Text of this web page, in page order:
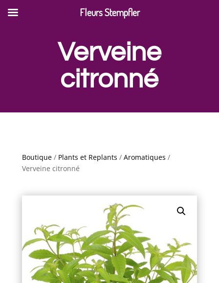
Verveine
citronné
Boutique/ Plants et Replants / Aromatiques /
Verveine citronné
Fleurs Stempfler